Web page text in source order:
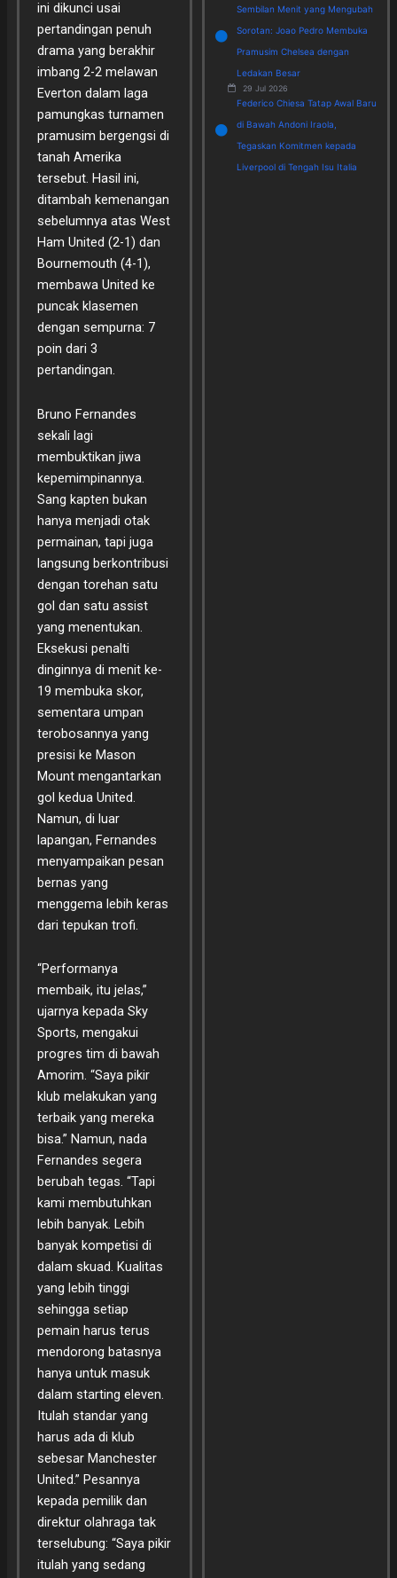
ini dikunci usai
pertandingan penuh
drama yang berakhir
imbang 2-2 melawan
Everton dalam laga
pamungkas turnamen
pramusim bergengsi di
tanah Amerika
tersebut. Hasil ini,
ditambah kemenangan
sebelumnya atas West
Ham United (2-1) dan
Bournemouth (4-1),
membawa United ke
puncak klasemen
dengan sempurna: 7
poin dari 3
pertandingan.
Bruno Fernandes
sekali lagi
membuktikan jiwa
kepemimpinannya.
Sang kapten bukan
hanya menjadi otak
permainan, tapi juga
langsung berkontribusi
dengan torehan satu
gol dan satu assist
yang menentukan.
Eksekusi penalti
dinginnya di menit ke-
19 membuka skor,
sementara umpan
terobosannya yang
presisi ke Mason
Mount mengantarkan
gol kedua United.
Namun, di luar
lapangan, Fernandes
menyampaikan pesan
bernas yang
menggema lebih keras
dari tepukan trofi.
“Performanya
membaik, itu jelas,”
ujarnya kepada Sky
Sports, mengakui
progres tim di bawah
Amorim. “Saya pikir
klub melakukan yang
terbaik yang mereka
bisa.” Namun, nada
Fernandes segera
berubah tegas. “Tapi
kami membutuhkan
lebih banyak. Lebih
banyak kompetisi di
dalam skuad. Kualitas
yang lebih tinggi
sehingga setiap
pemain harus terus
mendorong batasnya
hanya untuk masuk
dalam starting eleven.
Itulah standar yang
harus ada di klub
sebesar Manchester
United.” Pesannya
kepada pemilik dan
direktur olahraga tak
terselubung: “Saya pikir
itulah yang sedang
Sembilan Menit yang Mengubah
Sorotan: Joao Pedro Membuka
Pramusim Chelsea dengan
Ledakan Besar
29 Jul 2026
Federico Chiesa Tatap Awal Baru
di Bawah Andoni Iraola,
Tegaskan Komitmen kepada
Liverpool di Tengah Isu Italia